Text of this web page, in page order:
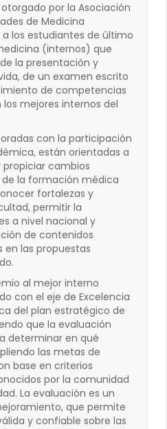
por la Asociación
de Medicina
los estudiantes de último
(internos) que
la presentación y
de un examen escrito
de competencias
mejores internos del
con la participación
están orientadas a
cambios
la formación médica
fortalezas y
permitir la
a nivel nacional y
de contenidos
en las propuestas
al mejor interno
con el eje de Excelencia
del plan estratégico de
que la evaluación
determinar en qué
las metas de
base en criterios
por la comunidad
La evaluación es un
que permite
y confiable sobre las